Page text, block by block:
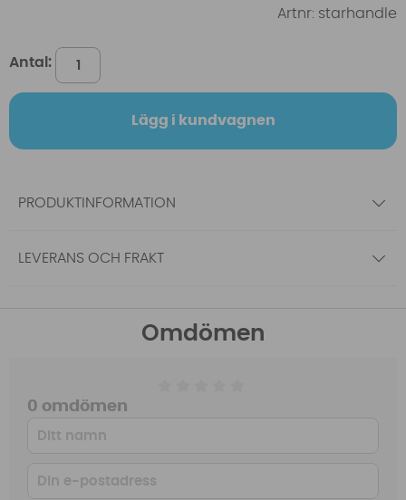
Artnr: starhandle
Antal:
Lägg i kundvagnen
PRODUKTINFORMATION
LEVERANS OCH FRAKT
Omdömen
0 omdömen